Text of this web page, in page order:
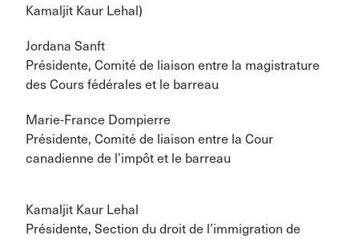
Kamaljit Kaur Lehal)
Jordana Sanft
Présidente, Comité de liaison entre la magistrature
des Cours fédérales et le barreau
Marie-France Dompierre
Présidente, Comité de liaison entre la Cour
canadienne de l’impôt et le barreau
Kamaljit Kaur Lehal
Présidente, Section du droit de l’immigration de